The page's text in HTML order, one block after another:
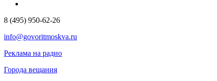
8 (495) 950-62-26
info@govoritmoskva.ru
Реклама на радио
Города вещания